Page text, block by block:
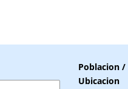
Poblacion /
Ubicacion